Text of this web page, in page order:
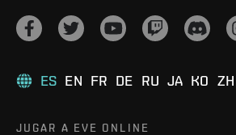
ES EN FR DE RU JA KO ZH
JUGAR A EVE ONLINE